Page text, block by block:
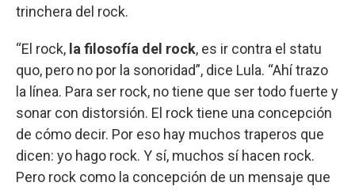
trinchera del rock.
“El rock, la filosofía del rock, es ir contra el statu
quo, pero no por la sonoridad”, dice Lula. “Ahí trazo
la línea. Para ser rock, no tiene que ser todo fuerte y
sonar con distorsión. El rock tiene una concepción
de cómo decir. Por eso hay muchos traperos que
dicen: yo hago rock. Y sí, muchos sí hacen rock.
Pero rock como la concepción de un mensaje que